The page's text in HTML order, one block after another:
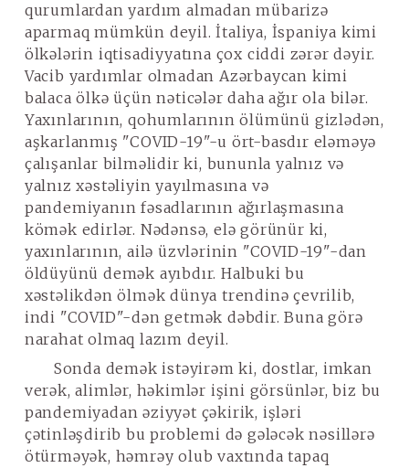
qurumlardan yardım almadan mübarizə
aparmaq mümkün deyil. İtaliya, İspaniya kimi
ölkələrin iqtisadiyyatına çox ciddi zərər dəyir.
Vacib yardımlar olmadan Azərbaycan kimi
balaca ölkə üçün nəticələr daha ağır ola bilər.
Yaxınlarının, qohumlarının ölümünü gizlədən,
aşkarlanmış "COVID-19"-u ört-basdır eləməyə
çalışanlar bilməlidir ki, bununla yalnız və
yalnız xəstəliyin yayılmasına və
pandemiyanın fəsadlarının ağırlaşmasına
kömək edirlər. Nədənsə, elə görünür ki,
yaxınlarının, ailə üzvlərinin "COVID-19"-dan
öldüyünü demək ayıbdır. Halbuki bu
xəstəlikdən ölmək dünya trendinə çevrilib,
indi "COVID"-dən getmək dəbdir. Buna görə
narahat olmaq lazım deyil.
Sonda demək istəyirəm ki, dostlar, imkan
verək, alimlər, həkimlər işini görsünlər, biz bu
pandemiyadan əziyyət çəkirik, işləri
çətinləşdirib bu problemi də gələcək nəsillərə
ötürməyək, həmrəy olub vaxtında tapaq